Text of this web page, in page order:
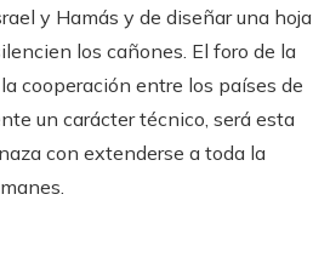
y Hamás y de diseñar una hoja
los cañones. El foro de la
cooperación entre los países de
un carácter técnico, será esta
con extenderse a toda la